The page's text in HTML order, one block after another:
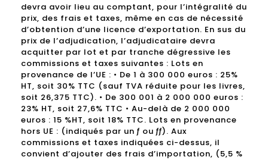
devra avoir lieu au comptant, pour l’intégralité du
prix, des frais et taxes, même en cas de nécessité
d’obtention d’une licence d’exportation. En sus du
prix de l’adjudication, l’adjudicataire devra
acquitter par lot et par tranche dégressive les
commissions et taxes suivantes : Lots en
provenance de l’UE : • De 1 à 300 000 euros : 25%
HT, soit 30% TTC (sauf TVA réduite pour les livres,
soit 26,375 TTC). • De 300 001 à 2 000 000 euros :
23% HT, soit 27,6% TTC • Au-delà de 2 000 000
euros : 15 %HT, soit 18% TTC. Lots en provenance
hors UE : (indiqués par un ƒ ou ƒƒ). Aux
commissions et taxes indiquées ci-dessus, il
convient d’ajouter des frais d’importation, (5,5 %